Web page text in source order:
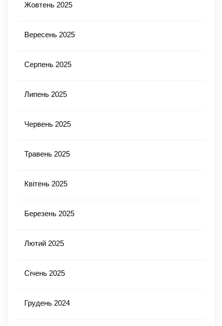
Жовтень 2025
Вересень 2025
Серпень 2025
Липень 2025
Червень 2025
Травень 2025
Квітень 2025
Березень 2025
Лютий 2025
Січень 2025
Грудень 2024